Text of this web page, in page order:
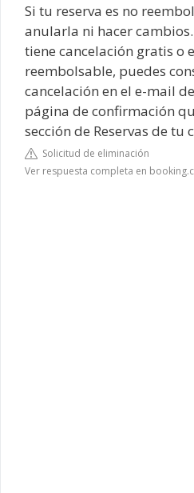
Si tu reserva es no
anularla ni hacer
tiene cancelación gratis o
reembolsable, puedes
cancelación en el e-mail
página de confirmación
sección de Reservas de tu
Solicitud de eliminación
Ver respuesta completa en